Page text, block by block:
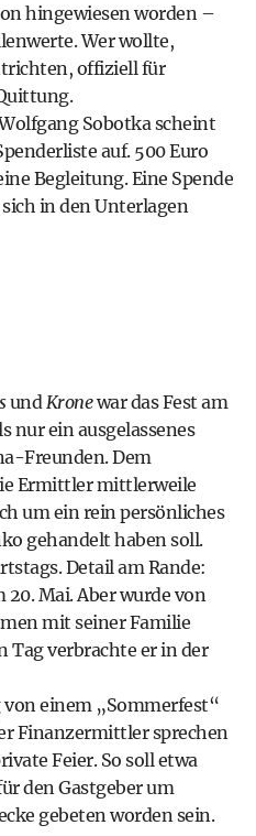
hingewiesen worden –
Wer wollte,
offiziell für
Sobotka scheint
auf. 500 Euro
Begleitung. Eine Spende
in den Unterlagen
und Kronewar das Fest am
nur ein ausgelassenes
Freunden. Dem
Ermittler mittlerweile
um ein rein persönliches
gehandelt haben soll.
Detail am Rande:
20. Mai. Aber wurde von
mit seiner Familie
Tag verbrachte er in der
einem „Sommerfest“
Finanzermittler sprechen
Feier. So soll etwa
den Gastgeber um
gebeten worden sein.